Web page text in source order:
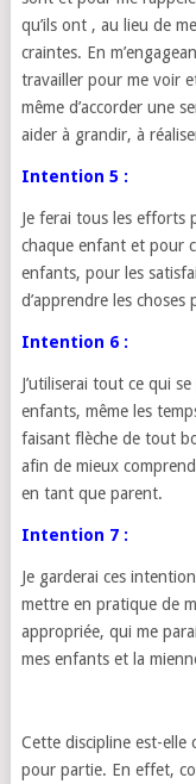
qu’ils ont , au lieu de
craintes. En
travailler pour me voir
même d’accorder une
aider à grandir, à
Intention 5 :
Je ferai tous les efforts
chaque enfant et pour
enfants, pour les
d’apprendre les choses
Intention 6 :
J’utiliserai tout ce qui
enfants, même les
faisant flèche de tout
afin de mieux
en tant que parent.
Intention 7 :
Je garderai ces
mettre en pratique de
appropriée, qui me
mes enfants et la
Cette discipline est-elle
pour partie. En effet,